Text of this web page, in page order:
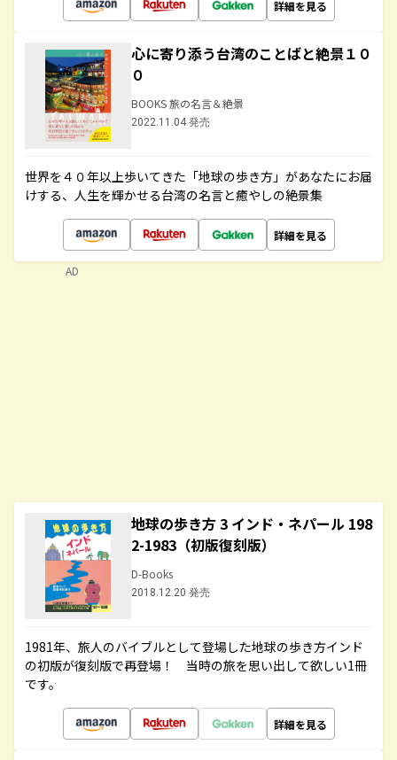
詳細を見る
心に寄り添う台湾のことばと絶景１０
０
BOOKS 旅の名言＆絶景
2022.11.04 発売
世界を４０年以上歩いてきた「地球の歩き方」があなたにお届
けする、人生を輝かせる台湾の名言と癒やしの絶景集
詳細を見る
地球の歩き方 3 インド・ネパール 198
2-1983（初版復刻版）
D-Books
2018.12.20 発売
1981年、旅人のバイブルとして登場した地球の歩き方インド
の初版が復刻版で再登場！ 当時の旅を思い出して欲しい1冊
です。
詳細を見る
AD